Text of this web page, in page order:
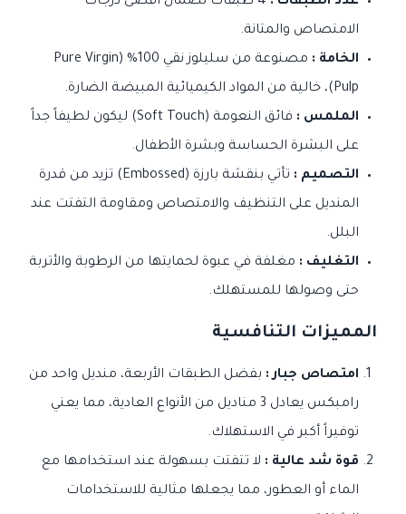
الامتصاص والمتانة.
الخامة :
مصنوعة من سليلوز نقي 100% (Pure Virgin
Pulp)، خالية من المواد الكيميائية المبيضة الضارة.
الملمس :
فائق النعومة (Soft Touch) ليكون لطيفاً جداً
على البشرة الحساسة وبشرة الأطفال.
التصميم :
تأتي بنقشة بارزة (Embossed) تزيد من قدرة
المنديل على التنظيف والامتصاص ومقاومة التفتت عند
البلل.
التغليف : مغلفة في عبوة لحمايتها من الرطوبة والأتربة
حتى وصولها للمستهلك.
المميزات التنافسية
امتصاص جبار : بفضل الطبقات الأربعة، منديل واحد من
رامبكس يعادل 3 مناديل من الأنواع العادية، مما يعني
توفيراً أكبر في الاستهلاك.
قوة شد عالية : لا تتفتت بسهولة عند استخدامها مع
الماء أو العطور، مما يجعلها مثالية للاستخدامات